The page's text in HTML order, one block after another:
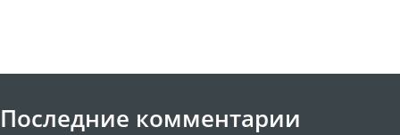
Последние комментарии